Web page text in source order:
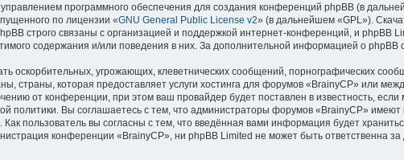
программного обеспечения для создания конференций phpBB (в
по лицензии «GNU General Public License v2» (в дальнейшем «GPL»).
строго связаны с организацией и поддержкой интернет-конференций, и phpBB
содержания и/или поведения в них. За дополнительной информацией о phpBB
оскорбительных, угрожающих, клеветнических сообщений, порнографических
страны, которая предоставляет услуги хостинга для форумов «BrainyCP» или
от конференции, при этом ваш провайдер будет поставлен в известность,
политики. Вы соглашаетесь с тем, что администраторы форумов «BrainyCP»
пользователь вы согласны с тем, что введённая вами информация будет
конференции «BrainyCP», ни phpBB Limited не может быть ответственна за